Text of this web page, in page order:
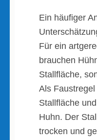
Ein häufiger
Für ein
brauchen
Stallfläche,
Als
Stallfläche
Huhn. Der
trocken und